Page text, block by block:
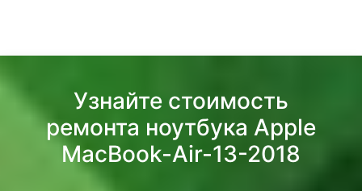
Узнайте стоимость
ремонта ноутбука Apple
MacBook-Air-13-2018